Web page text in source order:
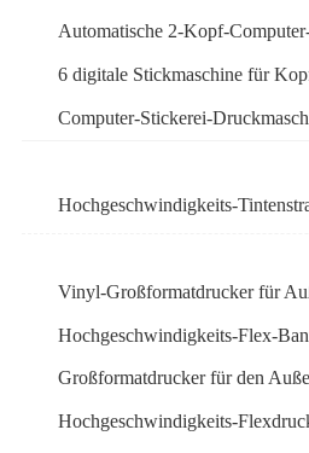
Automatische 2-Kopf-
6 digitale Stickmaschine für
Computer-Stickerei-
Hochgeschwindigkeits-
Vinyl-Großformatdrucker für
Hochgeschwindigkeits-Flex-
Großformatdrucker für den
Hochgeschwindigkeits-